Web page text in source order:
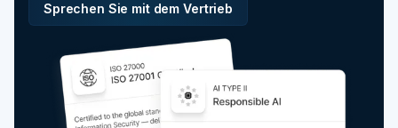
Sprechen Sie mit dem Vertrieb